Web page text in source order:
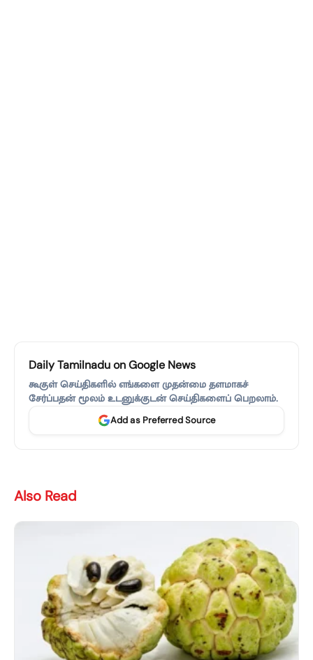
Daily Tamilnadu on Google News
கூகுள் செய்திகளில் எங்களை முதன்மை தளமாகச்
சேர்ப்பதன் மூலம் உடனுக்குடன் செய்திகளைப் பெறலாம்.
Add as Preferred Source
Also Read